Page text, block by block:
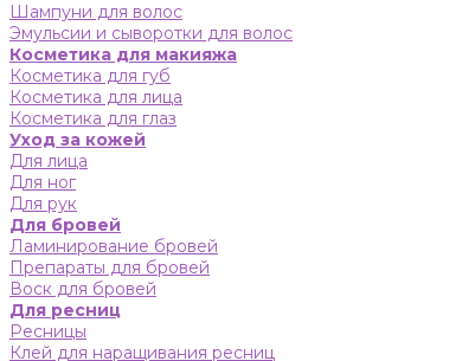
Шампуни для волос
Эмульсии и сыворотки для волос
Косметика для макияжа
Косметика для губ
Косметика для лица
Косметика для глаз
Уход за кожей
Для лица
Для ног
Для рук
Для бровей
Ламинирование бровей
Препараты для бровей
Воск для бровей
Для ресниц
Ресницы
Клей для наращивания ресниц